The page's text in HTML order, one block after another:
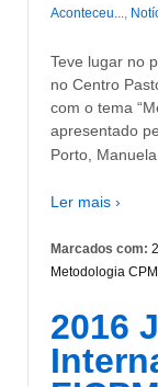
Aconteceu...,
Teve lugar no
no Centro
com o tema
apresentado
Porto,
Ler mais ›
Marcados com:
Metodologia CPM
2016